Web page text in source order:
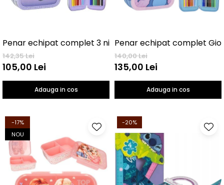
Penar echipat complet 3 nivele Lilo & Stitch
142,35 Lei
105,00 Lei
Adauga in cos
140,00 Lei
135,00 Lei
Adauga in cos
-17%
NOU
-20%